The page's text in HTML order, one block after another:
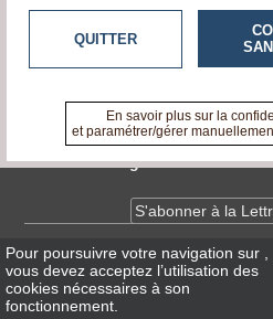
annuaire
AccèsContactez-nous
A propos de tvlocale.fr
Devenir délégué
S'abonner à la
InfosCNIL/RGPD
Conditions Générales d'Utilisation
Pour poursuivre votre navigation sur
vous devez acceptez l’utilisation des
cookies nécessaires à son
fonctionnement.
QUITTER
En savoir plus sur la
et paramétrer/gérer